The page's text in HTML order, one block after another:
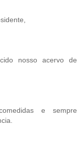
nosso acervo de
e sempre